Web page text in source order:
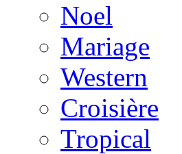
Noel
Mariage
Western
Croisière
Tropical